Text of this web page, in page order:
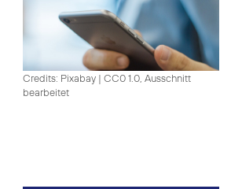
Credits: Pixabay | CC0 1.0, Ausschnitt
bearbeitet